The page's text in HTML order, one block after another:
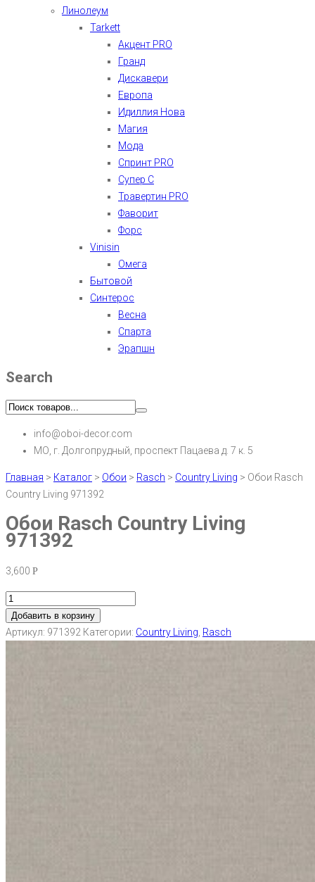
Линолеум
Tarkett
Акцент PRO
Гранд
Дискавери
Европа
Идиллия Нова
Магия
Мода
Спринт PRO
Супер С
Травертин PRO
Фаворит
Форс
Vinisin
Омега
Бытовой
Синтерос
Весна
Спарта
Эрапшн
Search
info@oboi-decor.com
МО, г. Долгопрудный, проспект Пацаева д. 7 к. 5
Главная > Каталог > Обои > Rasch > Country Living > Обои Rasch
Country Living 971392
Обои Rasch Country Living
971392
3,600 Р
Добавить в корзину
Артикул: 971392 Категории: Country Living Rasch